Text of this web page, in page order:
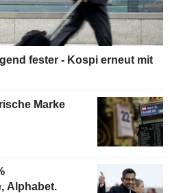
fester - Kospi erneut mit
Marke
Alphabet.